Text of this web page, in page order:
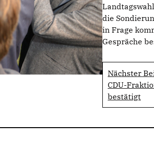
die
in Frage
Gespräche
Nächster
CDU-
bestätigt